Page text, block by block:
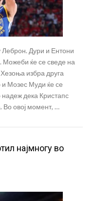
Леброн. Дури и Ентони
Можеби ќе се сведе на
избра друга
Мозес Муди ќе се
надеж дека Кристапс
Во овој момент, …
најмногу во